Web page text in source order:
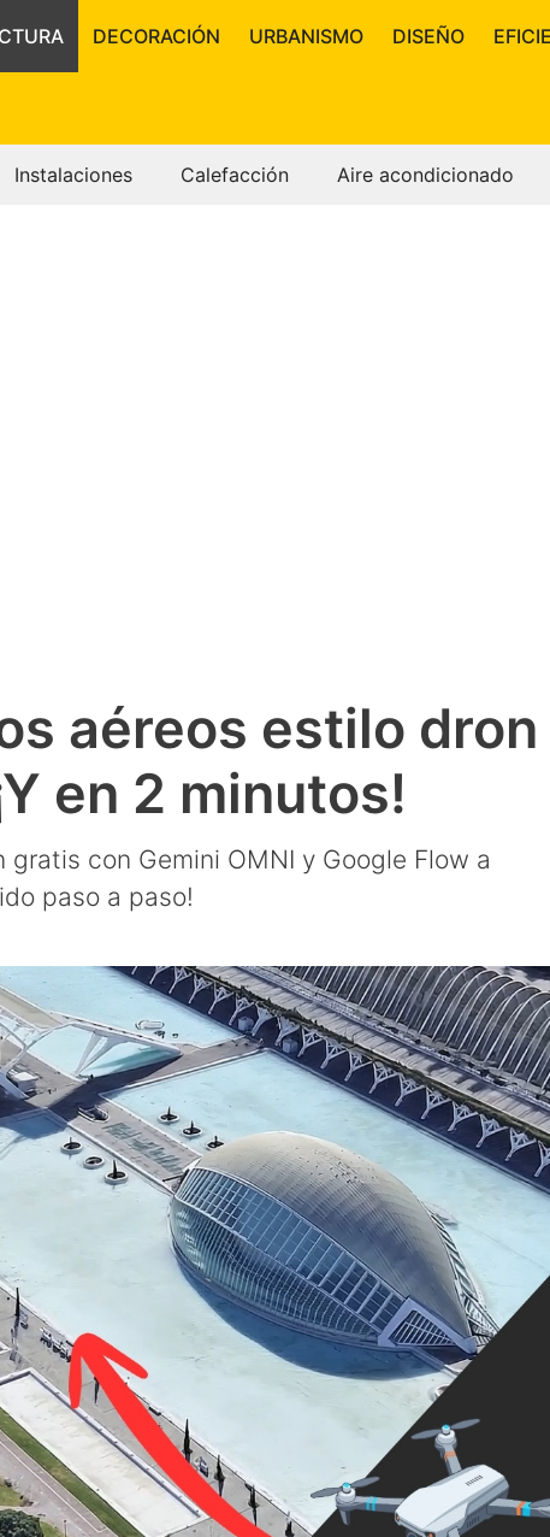
DECORACIÓN URBANISMO DISEÑO
Instalaciones Calefacción Aire acondicionado
aéreos estilo dron
en 2 minutos!
con Gemini OMNI y Google Flow a
paso a paso!